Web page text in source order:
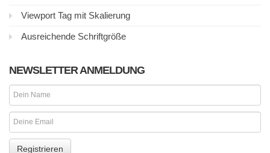
Viewport Tag mit Skalierung
Ausreichende Schriftgröße
NEWSLETTER ANMELDUNG